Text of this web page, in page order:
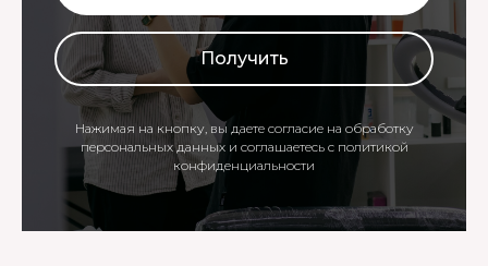
Получить
Нажимая на кнопку, вы даете согласие на обработку
персональных данных и соглашаетесь c политикой
конфиденциальности